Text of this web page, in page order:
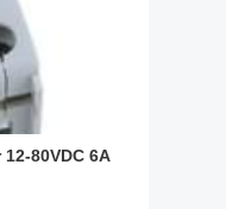
80VDC 6A